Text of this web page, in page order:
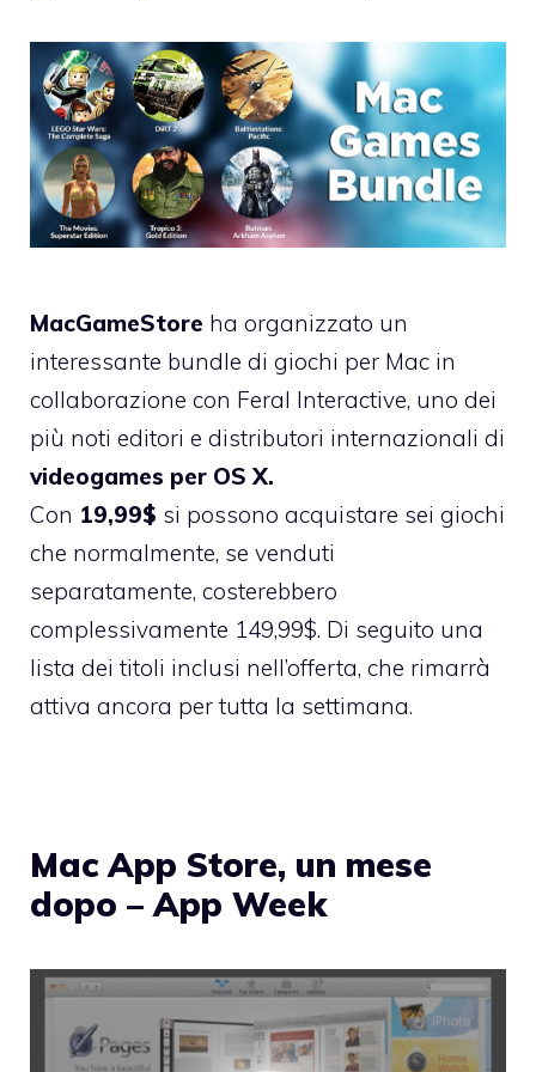
MacGameStore ha organizzato un
interessante bundle di giochi per Mac in
collaborazione con Feral Interactive, uno dei
più noti editori e distributori internazionali di
videogames per OS X.
Con 19,99$ si possono acquistare sei giochi
che normalmente, se venduti
separatamente, costerebbero
complessivamente 149,99$. Di seguito una
lista dei titoli inclusi nell’offerta, che rimarrà
attiva ancora per tutta la settimana.
Mac App Store, un mese
dopo – App Week